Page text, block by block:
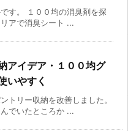
す。 １００均の消臭剤を探
アで消臭シート ...
アイデア・１００均グ
いやすく
トリー収納を改善しました。
でいたところか ...